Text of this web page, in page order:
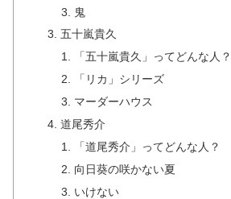
鬼
五十嵐貴久
「五十嵐貴久」ってどんな人？
「リカ」シリーズ
マーダーハウス
道尾秀介
「道尾秀介」ってどんな人？
向日葵の咲かない夏
いけない